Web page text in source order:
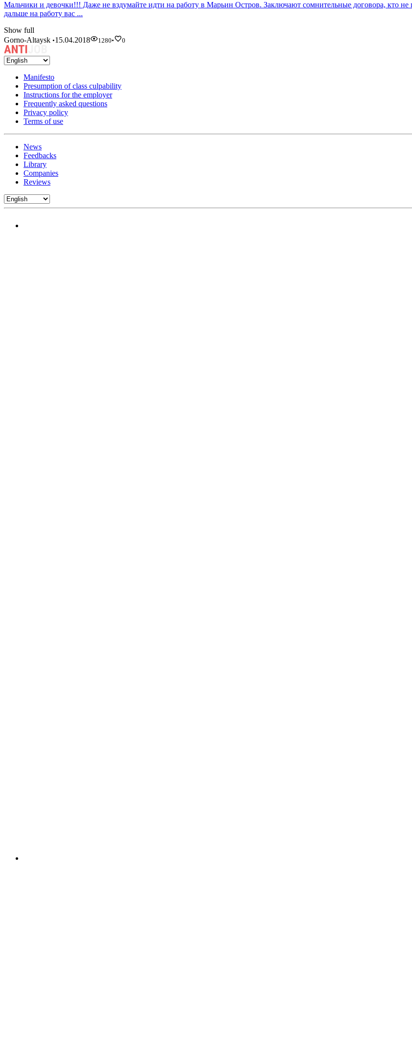
Мальчики и девочки!!! Даже не вздумайте идти на работу в Марьин Остров. Заключают сомнительные договора, кто не
дальше на работу вас ...
Show full
Gorno-Altaysk •15.04.2018 1280• 0
Manifesto
Presumption of class culpability
Instructions for the employer
Frequently asked questions
Privacy policy
Terms of use
News
Feedbacks
Library
Companies
Reviews